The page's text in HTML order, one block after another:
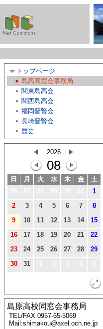
トップページ
島高同窓会事務局
関東島高会
関西島高会
福岡普賢会
長崎普賢会
歴史
2026
08
日 月 火 水 木 金
土
1
2
3 4 5 6 7
8
9
10 11 12 13 14
15
16
17 18 19 20 21
22
23
24 25 26 27 28
29
30
31
島原高校同窓会事務局
TEL/FAX 0957-65-5069
Mail:shimakou@axel.ocn.ne.jp